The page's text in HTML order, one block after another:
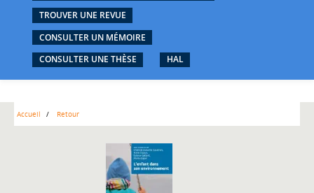
TROUVER UNE REVUE
CONSULTER UN MÉMOIRE
CONSULTER UNE THÈSE
HAL
Accueil Retour